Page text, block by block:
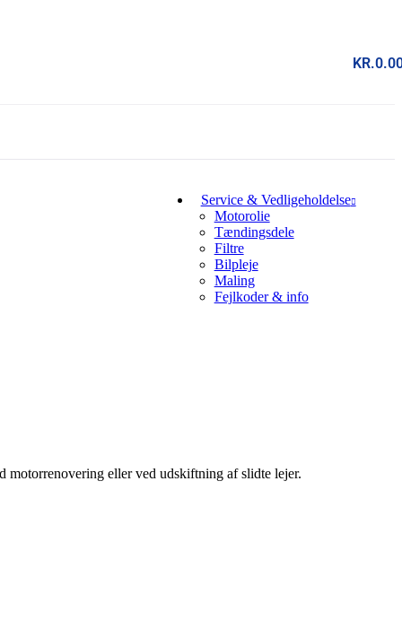
KR.
Service & Vedligeholdelse
Motorolie
Tændingsdele
Filtre
Bilpleje
Maling
Fejlkoder & info
motorrenovering eller ved udskiftning af slidte lejer.